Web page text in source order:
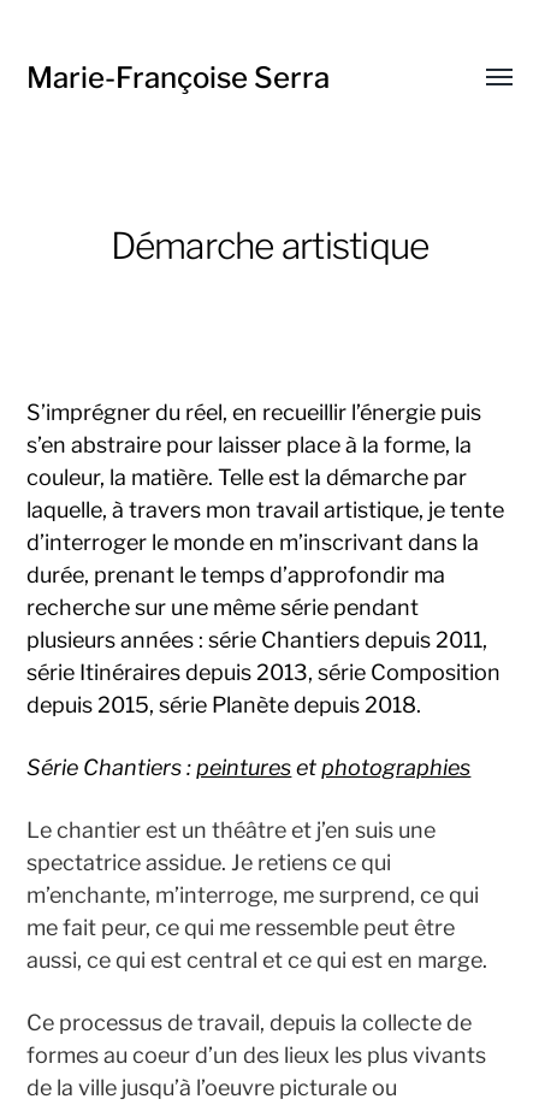
Marie-Françoise Serra
Démarche artistique
S’imprégner du réel, en recueillir l’énergie puis
s’en abstraire pour laisser place à la forme, la
couleur, la matière. Telle est la démarche par
laquelle, à travers mon travail artistique, je tente
d’interroger le monde en m’inscrivant dans la
durée, prenant le temps d’approfondir ma
recherche sur une même série pendant
plusieurs années : série Chantiers depuis 2011,
série Itinéraires depuis 2013, série Composition
depuis 2015, série Planète depuis 2018.
Série Chantiers : peintureset photographies
Le chantier est un théâtre et j’en suis une
spectatrice assidue. Je retiens ce qui
m’enchante, m’interroge, me surprend, ce qui
me fait peur, ce qui me ressemble peut être
aussi, ce qui est central et ce qui est en marge.
Ce processus de travail, depuis la collecte de
formes au coeur d’un des lieux les plus vivants
de la ville jusqu’à l’oeuvre picturale ou